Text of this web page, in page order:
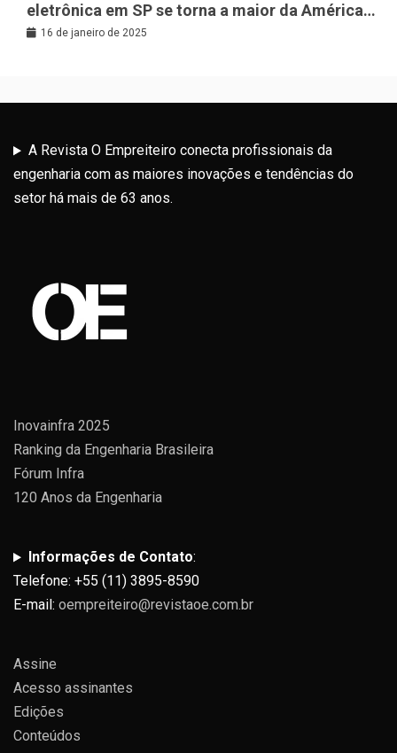
eletrônica em SP se torna a maior da América
Latina
16 de janeiro de 2025
A Revista O Empreiteiro conecta profissionais da
engenharia com as maiores inovações e tendências do
setor há mais de 63 anos.
Inovainfra 2025
Ranking da Engenharia Brasileira
Fórum Infra
120 Anos da Engenharia
Informações de Contato:
Telefone: +55 (11) 3895-8590
E-mail: oempreiteiro@revistaoe.com.br
Assine
Acesso assinantes
Edições
Conteúdos